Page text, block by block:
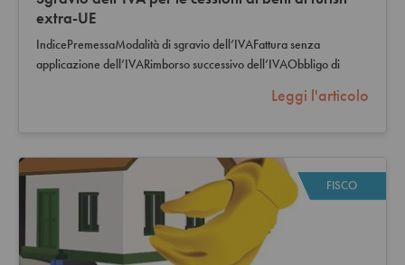
extra-UE
IndicePremessaModalità di sgravio dell’IVAFattura senza
applicazione dell’IVARimborso successivo dell’IVAObbligo di
Leggi l'articolo
FISCO